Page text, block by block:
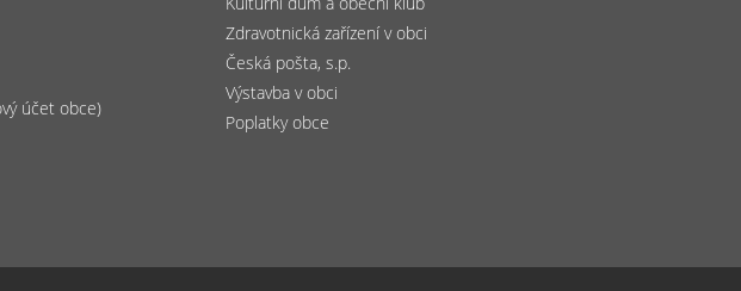
účet obce)
Zdravotnická zařízení v obci
Česká pošta, s.p.
Výstavba v obci
Poplatky obce